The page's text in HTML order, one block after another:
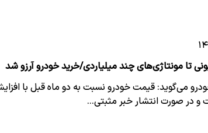
می‌گوید: قیمت خودرو نسبت به دو ماه قبل با
در صورت انتشار خبر مثبتی…